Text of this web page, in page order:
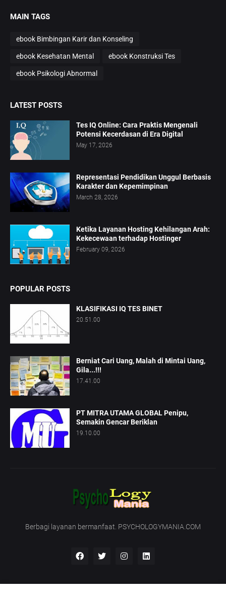
MAIN TAGS
ebook Bimbingan Karir dan Konseling
ebook Kesehatan Mental ebook Konstruksi Tes
ebook Psikologi Abnormal
LATEST POSTS
Tes IQ Online: Cara Praktis Mengenali
Potensi Kecerdasan di Era Digital
May 17, 2026
Representasi Pendidikan Unggul Berbasis
Karakter dan Kepemimpinan
March 28, 2026
Ketika Layanan Hosting Kehilangan Arah:
Kekecewaan terhadap Hostinger
February 09, 2026
POPULAR POSTS
KLASIFIKASI IQ TES BINET
20.51.00
Berniat Cari Uang, Malah di Mintai Uang,
Gila...!!!
17.41.00
PT MITRA UTAMA GLOBAL Penipu,
Semakin Gencar Beriklan
19.10.00
Berbagi layanan bermanfaat. PSYCHOLOGYMANIA.COM